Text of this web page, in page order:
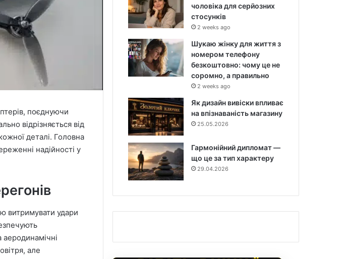
поєднуючи
відрізняється від
деталі. Головна
надійності у
витримувати удари
але
чоловіка для серйозних
стосунків
2 weeks ago
Шукаю жінку для життя з
номером телефону
безкоштовно: чому це не
соромно, а правильно
2 weeks ago
Як дизайн вивіски впливає
на впізнаваність магазину
25.05.2026
Гармонійний дипломат —
що це за тип характеру
29.04.2026